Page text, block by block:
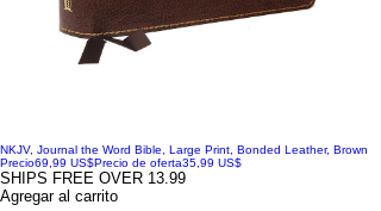
NKJV, Journal the Word Bible, Large Print, Bonded Leather, Brown
Precio69,99 US$Precio de oferta35,99 US$
SHIPS FREE OVER 13.99
Agregar al carrito